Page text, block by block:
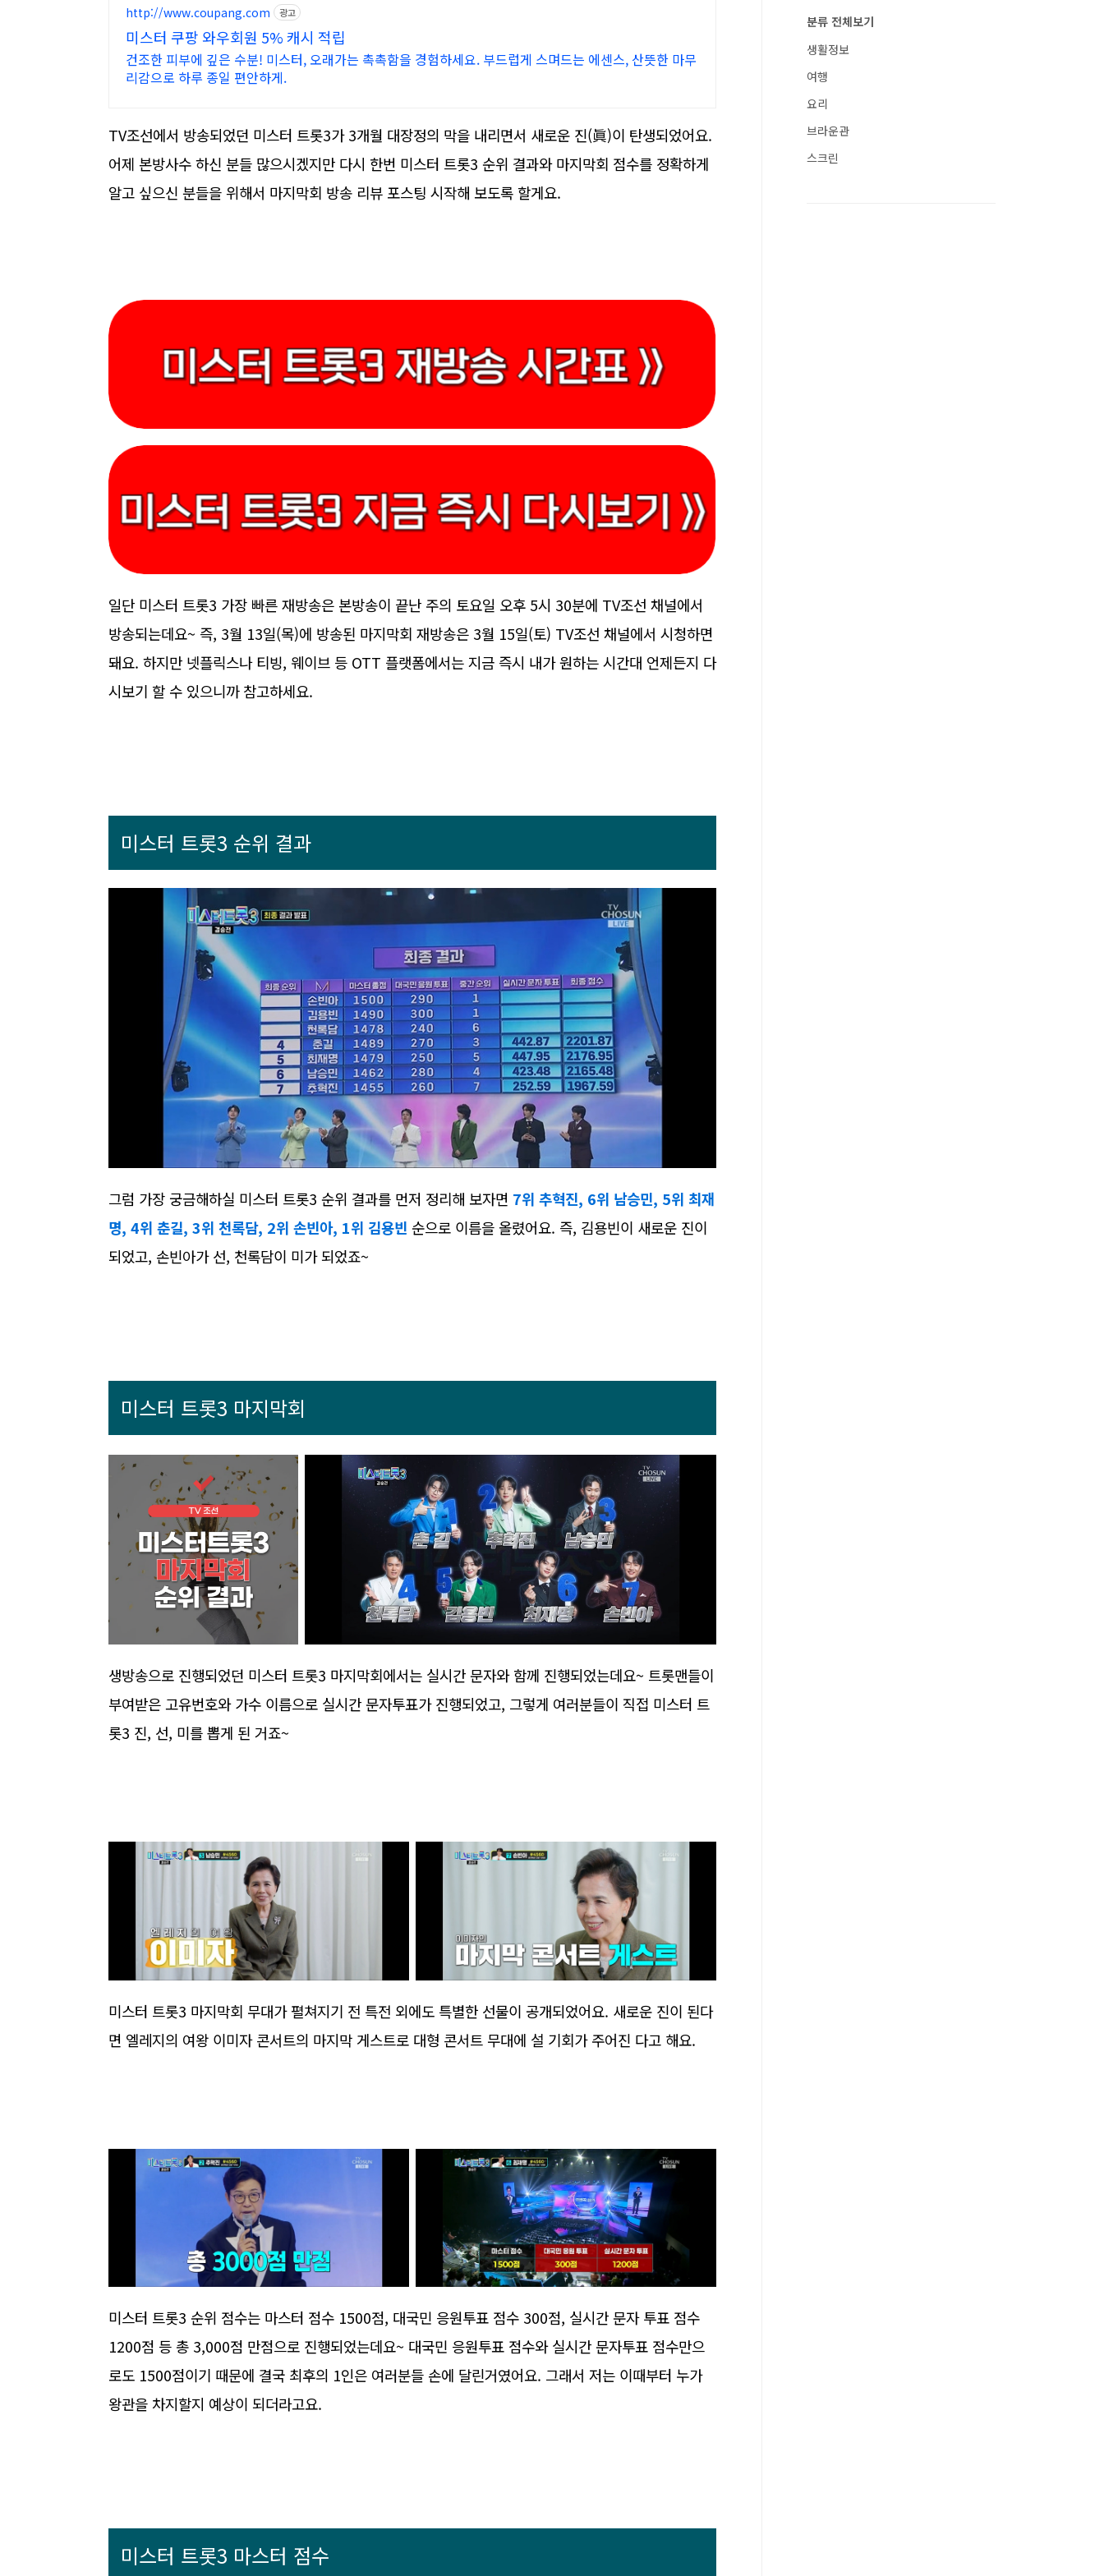
http://www.coupang.com 광고
미스터 쿠팡 와우회원 5% 캐시 적립
건조한 피부에 깊은 수분! 미스터, 오래가는 촉촉함을 경험하세요. 부드럽게 스며드는 에센스, 산뜻한 마무
리감으로 하루 종일 편안하게.
TV조선에서 방송되었던 미스터 트롯3가 3개월 대장정의 막을 내리면서 새로운 진(眞)이 탄생되었어요.
어제 본방사수 하신 분들 많으시겠지만 다시 한번 미스터 트롯3 순위 결과와 마지막회 점수를 정확하게
알고 싶으신 분들을 위해서 마지막회 방송 리뷰 포스팅 시작해 보도록 할게요.
일단 미스터 트롯3 가장 빠른 재방송은 본방송이 끝난 주의 토요일 오후 5시 30분에 TV조선 채널에서
방송되는데요~ 즉, 3월 13일(목)에 방송된 마지막회 재방송은 3월 15일(토) TV조선 채널에서 시청하면
돼요. 하지만 넷플릭스나 티빙, 웨이브 등 OTT 플랫폼에서는 지금 즉시 내가 원하는 시간대 언제든지 다
시보기 할 수 있으니까 참고하세요.
미스터 트롯3 순위 결과
그럼 가장 궁금해하실 미스터 트롯3 순위 결과를 먼저 정리해 보자면 7위 추혁진, 6위 남승민, 5위 최재
명, 4위 춘길, 3위 천록담, 2위 손빈아, 1위 김용빈 순으로 이름을 올렸어요. 즉, 김용빈이 새로운 진이
되었고, 손빈아가 선, 천록담이 미가 되었죠~
미스터 트롯3 마지막회
생방송으로 진행되었던 미스터 트롯3 마지막회에서는 실시간 문자와 함께 진행되었는데요~ 트롯맨들이
부여받은 고유번호와 가수 이름으로 실시간 문자투표가 진행되었고, 그렇게 여러분들이 직접 미스터 트
롯3 진, 선, 미를 뽑게 된 거죠~
미스터 트롯3 마지막회 무대가 펼쳐지기 전 특전 외에도 특별한 선물이 공개되었어요. 새로운 진이 된다
면 엘레지의 여왕 이미자 콘서트의 마지막 게스트로 대형 콘서트 무대에 설 기회가 주어진 다고 해요.
미스터 트롯3 순위 점수는 마스터 점수 1500점, 대국민 응원투표 점수 300점, 실시간 문자 투표 점수
1200점 등 총 3,000점 만점으로 진행되었는데요~ 대국민 응원투표 점수와 실시간 문자투표 점수만으
로도 1500점이기 때문에 결국 최후의 1인은 여러분들 손에 달린거였어요. 그래서 저는 이때부터 누가
왕관을 차지할지 예상이 되더라고요.
미스터 트롯3 마스터 점수
분류 전체보기
생활정보
여행
요리
브라운관
스크린